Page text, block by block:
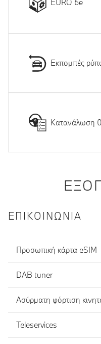
EURO 6e
Εκπομπές
Κατανάλωση
ΕΠΙΚΟΙΝΩΝΊΑ
Προσωπική κάρτα eSIM
DAB tuner
Ασύρματη φόρτιση
Teleservices